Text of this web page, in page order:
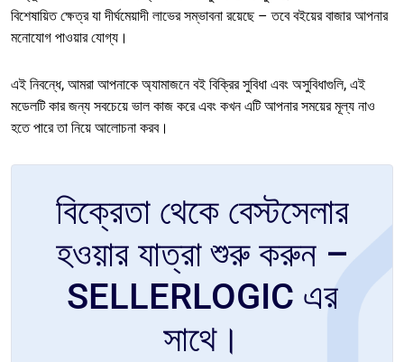
বিশেষায়িত ক্ষেত্র যা দীর্ঘমেয়াদী লাভের সম্ভাবনা রয়েছে – তবে বইয়ের বাজার আপনার
মনোযোগ পাওয়ার যোগ্য।
এই নিবন্ধে, আমরা আপনাকে অ্যামাজনে বই বিক্রির সুবিধা এবং অসুবিধাগুলি, এই
মডেলটি কার জন্য সবচেয়ে ভাল কাজ করে এবং কখন এটি আপনার সময়ের মূল্য নাও
হতে পারে তা নিয়ে আলোচনা করব।
বিক্রেতা থেকে বেস্টসেলার
হওয়ার যাত্রা শুরু করুন –
SELLERLOGIC এর
সাথে।